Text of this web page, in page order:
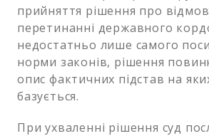
прийняття рішення про
перетинанні державного
недостатньо лише самого
норми законів, рішення
опис фактичних підстав на
базується.
При ухваленні рішення суд